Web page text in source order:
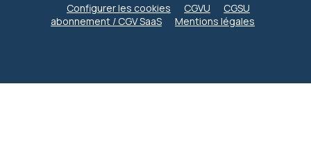
Configurer les cookies
CGVU
CGSU
abonnement / CGV SaaS
Mentions légales